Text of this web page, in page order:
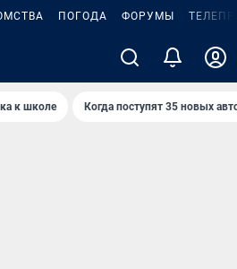
ПОГОДА ФОРУМЫ
к школе Когда поступят 35 новых